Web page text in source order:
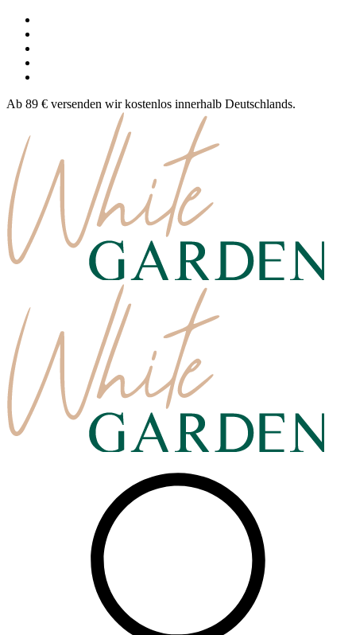
Ab 89 € versenden wir kostenlos innerhalb Deutschlands.